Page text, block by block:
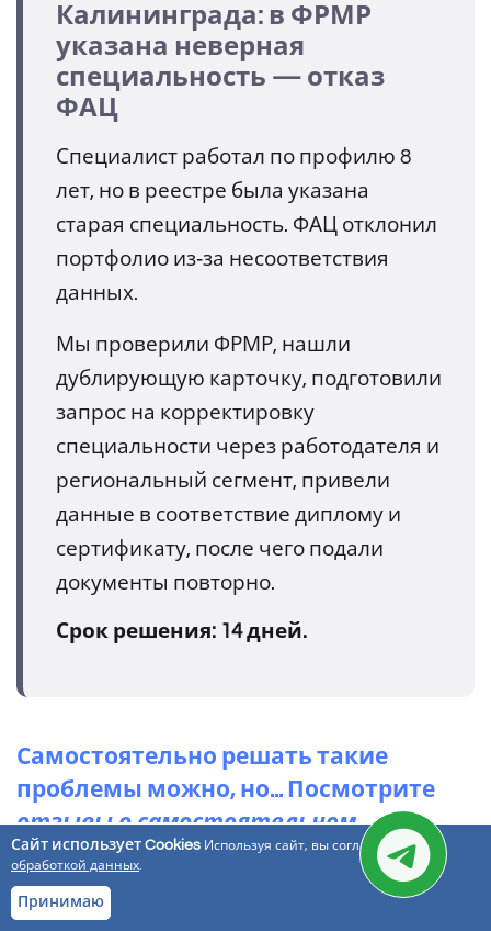
Калининграда: в ФРМР
указана неверная
специальность — отказ
ФАЦ
Специалист работал по профилю 8
лет, но в реестре была указана
старая специальность. ФАЦ отклонил
портфолио из‑за несоответствия
данных.
Мы проверили ФРМР, нашли
дублирующую карточку, подготовили
запрос на корректировку
специальности через работодателя и
региональный сегмент, привели
данные в соответствие диплому и
сертификату, после чего подали
документы повторно.
Срок решения: 14 дней.
Самостоятельно решать такие
проблемы можно, но... Посмотрите
отзывы о самостоятельном
прохождении аккредитации и
проблемах, с которыми они
столкнулись →
Сайт использует Cookies Используя сайт, вы соглашаетесь с
обработкой данных.
Принимаю